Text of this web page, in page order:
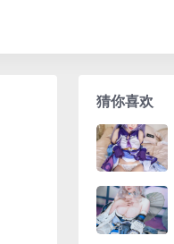
猜你喜欢